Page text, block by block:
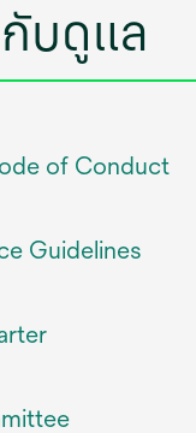
บดูแล
of Conduct
Guidelines